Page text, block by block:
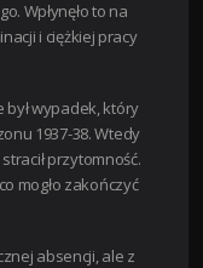
Wpłynęło to na
i ciężkiej pracy
był wypadek, który
1937-38. Wtedy
przytomność.
mogło zakończyć
absencji, ale z